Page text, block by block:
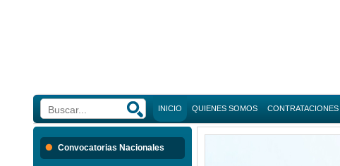
INICIO QUIENES SOMOS CONTRATACIONES
Búsqueda
Convocatorias Nacionales